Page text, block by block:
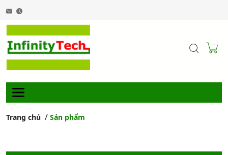
Trang chủ Sản phẩm